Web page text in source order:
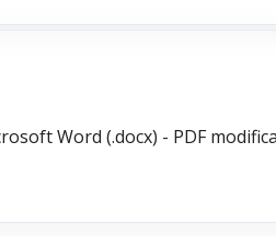
Word (.docx) - PDF